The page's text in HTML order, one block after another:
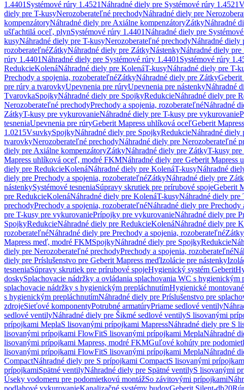
1.4401 Systémové rúry 1.4521Náhradné diely pre Systémové rúry 1.4521
diely pre T-kusyNerozoberateľné prechodyNáhradné diely pre
kompenzátoryNáhradné diely pre Axiálne kompenzátoryZátkyNáhradné
ušľachtilá oceľ, plynSystémové rúry 1.4401Náhradné diely pre
kusyNáhradné diely pre T-kusyNerozoberateľné prechodyNáhradné diely
rozoberateľnéZátkyNáhradné diely pre ZátkyNástenkyNáhradné diely pre
rúry 1.4401Náhradné diely pre Systémové rúry 1.4401 Systémové rúry
RedukcieKolenáNáhradné diely pre KolenáT-kusyNáhradné diely pre T-
Prechody a spojenia, rozoberateľnéZátkyNáhradné diely pre ZátkyGeberit
pre rúry a tvarovkyUpevnenia pre rúryUpevnenia pre nástenkyNáhradné
TvarovkaSpojkyNáhradné diely pre SpojkyRedukcieNáhradné diely pre
Nerozoberateľné prechodyPrechody a spojenia, rozoberateľnéNáhradné
ZátkyT-kusy pre vykurovanieNáhradné diely pre T-kusy pre vykurovanie
tesneniaUpevnenia pre rúryGeberit Mapress uhlíková oceľGeberit
1.0215VsuvkySpojkyNáhradné diely pre SpojkyRedukcieNáhradné diely
tvarovkyNerozoberateľné prechodyNáhradné diely pre Nerozoberateľné
diely pre Axiálne kompenzátoryZátkyNáhradné diely pre ZátkyT-kusy
Mapress uhlíková oceľ, modré FKMNáhradné diely pre Geberit
diely pre RedukcieKolenáNáhradné diely pre KolenáT-kusyNáhradné
diely pre Prechody a spojenia, rozoberateľnéZátkyNáhradné diely pre
nástenkySystémové tesneniaSúpravy skrutiek pre prírubové spojeGeberit
pre RedukcieKolenáNáhradné diely pre KolenáT-kusyNáhradné diely pre
prechodyPrechody a spojenia, rozoberateľnéNáhradné diely pre Prechody
pre T-kusy pre vykurovaniePrípojky pre vykurovanieNáhradné diely pre
SpojkyRedukcieNáhradné diely pre RedukcieKolenáNáhradné diely pre
rozoberateľnéNáhradné diely pre Prechody a spojenia, rozoberateľnéZátky
Mapress meď, modré FKMSpojkyNáhradné diely pre SpojkyRedukcie
diely pre Nerozoberateľné prechodyPrechody a spojenia, rozoberateľné
diely pre Príslušenstvo pre Geberit Mapress meďIzolácie pre nástenky
tesneniaSúpravy skrutiek pre prírubové spojeHygienický systém Geberit
doskySplachovacie nádržky a ovládania splachovania WC s hygienickým
splachovacie nádržky s hygienickým prepláchnutímHygienické
s hygienickým prepláchnutímNáhradné diely pre Príslušenstvo pre
zdrojeSieťové komponentyPotrubné armatúryPriame sedlové ventily
sedlové ventilyNáhradné diely pre Šikmé sedlové ventilyS lisovanými
prípojkami MeplaS lisovanými prípojkami MapressNáhradné diely pre S
lisovanými prípojkami FlowFitS lisovanými prípojkami MeplaNáhradné
lisovanými prípojkami Mapress, modré FKMGuľové kohúty pre
lisovanými prípojkami FlowFitS lisovanými prípojkami MeplaNáhradné
CompactNáhradné diely pre S prípojkami CompactS lisovanými
prípojkamiSpätné ventilyNáhradné diely pre Spätné ventilyS lisovanými
Úseky vodomeru pre podomietkovú montážSo závitovými prípojkami
podlahové vykurovanieKanalizačné systémy budovGeberit Silent-db20